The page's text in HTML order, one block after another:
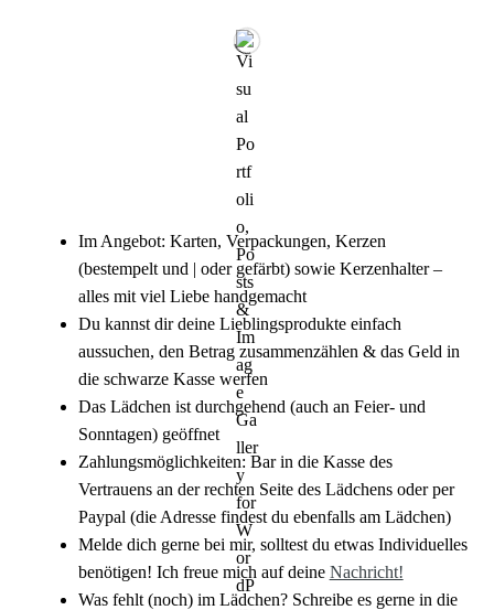
Im Angebot: Karten, Verpackungen, Kerzen
(bestempelt und | oder gefärbt) sowie Kerzenhalter –
alles mit viel Liebe handgemacht
Du kannst dir deine Lieblingsprodukte einfach
aussuchen, den Betrag zusammenzählen & das Geld in
die schwarze Kasse werfen
Das Lädchen ist durchgehend (auch an Feier- und
Sonntagen) geöffnet
Zahlungsmöglichkeiten: Bar in die Kasse des
Vertrauens an der rechten Seite des Lädchens oder per
Paypal (die Adresse findest du ebenfalls am Lädchen)
Melde dich gerne bei mir, solltest du etwas Individuelles
benötigen! Ich freue mich auf deine Nachricht!
Was fehlt (noch) im Lädchen? Schreibe es gerne in die